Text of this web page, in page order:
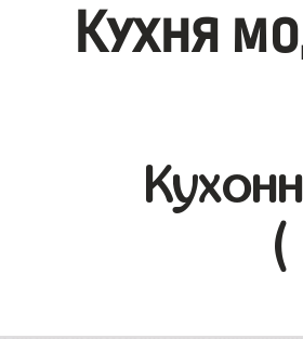
Кухня
(